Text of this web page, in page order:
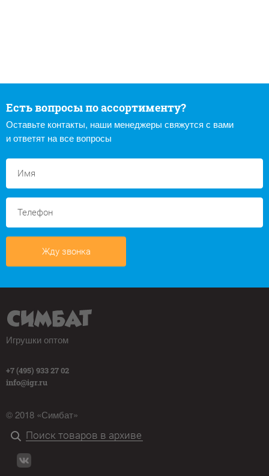
Есть вопросы по ассортименту?
Оставьте контакты, наши менеджеры свяжутся с вами
и ответят на все вопросы
Жду звонка
Игрушки оптом
+7 (495) 933 27 02
info@igr.ru
© 2018 «Симбат»